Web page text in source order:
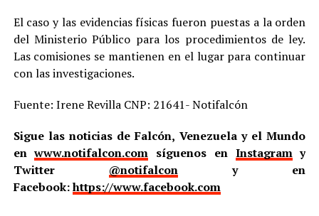
El caso y las evidencias físicas fueron puestas a la orden
del Ministerio Público para los procedimientos de ley.
Las comisiones se mantienen en el lugar para continuar
con las investigaciones.
Fuente: Irene Revilla CNP: 21641- Notifalcón
Sigue las noticias de Falcón, Venezuela y el Mundo
enwww.notifalcon.com síguenos en Instagramy
Twitter @notifalcony en
Facebook:https://www.facebook.com